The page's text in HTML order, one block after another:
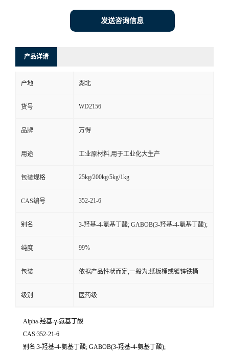
发送咨询信息
产品详请
产地 湖北
货号 WD2156
品牌 万得
用途 工业原材料,用于工业化大生产
包装规格 25kg/200kg/5kg/1kg
CAS编号 352-21-6
别名 3-羟基-4-氨基丁酸; GABOB(3-羟基-4-氨基丁酸);
纯度 99%
包装 依据产品性状而定,一般为:纸板桶或镀锌铁桶
级别 医药级
Alpha-羟基-γ-氨基丁酸
CAS:352-21-6
别名:3-羟基-4-氨基丁酸; GABOB(3-羟基-4-氨基丁酸);